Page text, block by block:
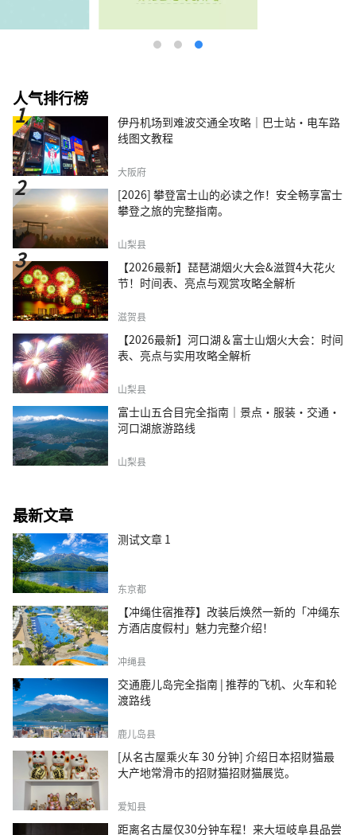
人气排行榜
伊丹机场到难波交通全攻略｜巴士站・电车路
线图文教程
大阪府
[2026] 攀登富士山的必读之作！安全畅享富士
攀登之旅的完整指南。
山梨县
【2026最新】琵琶湖烟火大会&滋賀4大花火
节！时间表、亮点与观赏攻略全解析
滋贺县
【2026最新】河口湖＆富士山烟火大会：时间
表、亮点与实用攻略全解析
山梨县
富士山五合目完全指南｜景点·服装·交通·
河口湖旅游路线
山梨县
最新文章
测试文章 1
东京都
【冲绳住宿推荐】改装后焕然一新的「冲绳东
方酒店度假村」魅力完整介绍！
冲绳县
交通鹿儿岛完全指南 | 推荐的飞机、火车和轮
渡路线
鹿儿岛县
[从名古屋乘火车 30 分钟] 介绍日本招财猫最
大产地常滑市的招财猫招财猫展览。
爱知县
距离名古屋仅30分钟车程！来大垣岐阜县品尝